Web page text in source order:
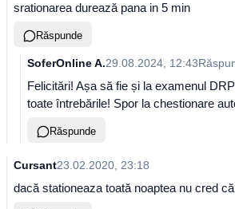
srationarea durează pana in 5 min
Răspunde
SoferOnline A.29.08.2024, 12:43
Felicitări! Așa să fie și la examenul
toate întrebările! Spor la chestionare
Răspunde
Cursant23.02.2020, 23:18
dacă stationeaza toată noaptea nu cred